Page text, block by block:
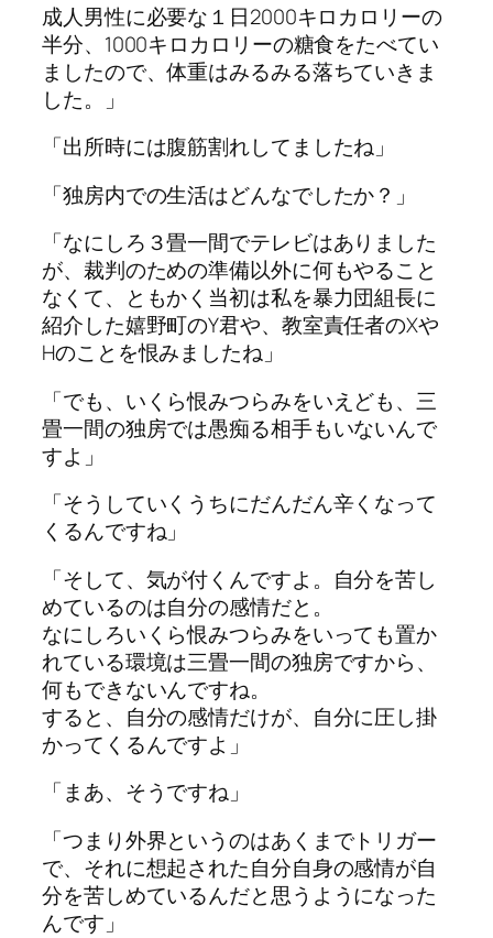
成人男性に必要な１日2000キロカロリーの
半分、1000キロカロリーの糖食をたべてい
ましたので、体重はみるみる落ちていきま
した。」
「出所時には腹筋割れしてましたね」
「独房内での生活はどんなでしたか？」
「なにしろ３畳一間でテレビはありました
が、裁判のための準備以外に何もやること
なくて、ともかく当初は私を暴力団組長に
紹介した嬉野町のY君や、教室責任者のXや
Hのことを恨みましたね」
「でも、いくら恨みつらみをいえども、三
畳一間の独房では愚痴る相手もいないんで
すよ」
「そうしていくうちにだんだん辛くなって
くるんですね」
「そして、気が付くんですよ。自分を苦し
めているのは自分の感情だと。
なにしろいくら恨みつらみをいっても置か
れている環境は三畳一間の独房ですから、
何もできないんですね。
すると、自分の感情だけが、自分に圧し掛
かってくるんですよ」
「まあ、そうですね」
「つまり外界というのはあくまでトリガー
で、それに想起された自分自身の感情が自
分を苦しめているんだと思うようになった
んです」